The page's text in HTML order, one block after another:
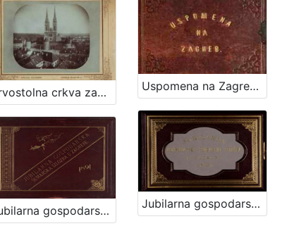
Prvostolna crkva zagrebačka / Atelier Mosinger Uspomena na Zagreb / [fotografije] L. Švoiser, [oprema uveza] E. Mučnjak
Jubilarna gospodarska šumarska izložba u Zagrebu : 1891 / Hinko Krapek Jubilarna gospodarsko-šumarska izložba u Zagrebu : 1891 / Ivan Standl